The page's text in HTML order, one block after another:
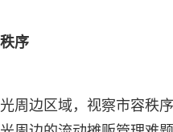
序
周边区域，视察市容秩